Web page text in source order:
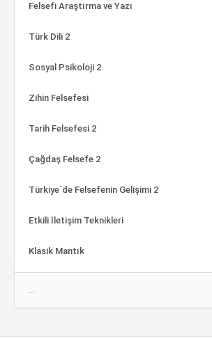
Felsefi Araştırma ve Yazı
Türk Dili 2
Sosyal Psikoloji 2
Zihin Felsefesi
Tarih Felsefesi 2
Çağdaş Felsefe 2
Türkiye´de Felsefenin Gelişimi 2
Etkili İletişim Teknikleri
Klasik Mantık
...